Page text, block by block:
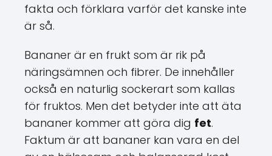
fakta och förklara varför det kanske inte
är så.
Bananer är en frukt som är rik på
näringsämnen och fibrer. De innehåller
också en naturlig sockerart som kallas
för fruktos. Men det betyder inte att äta
bananer kommer att göra dig fet.
Faktum är att bananer kan vara en del